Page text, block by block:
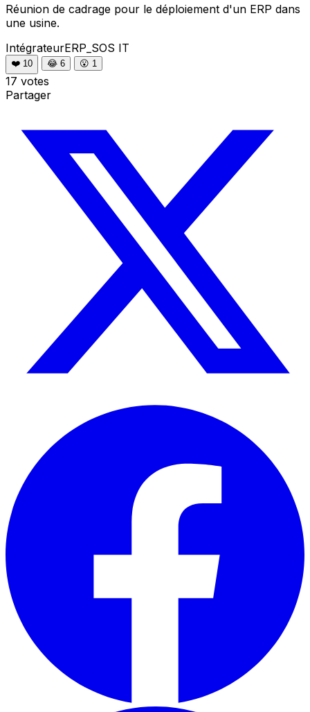
Réunion de cadrage pour le déploiement d'un ERP dans
une usine.
IntégrateurERP_SOS IT
❤️ 10 😂 6 😮 1
17 votes
Partager